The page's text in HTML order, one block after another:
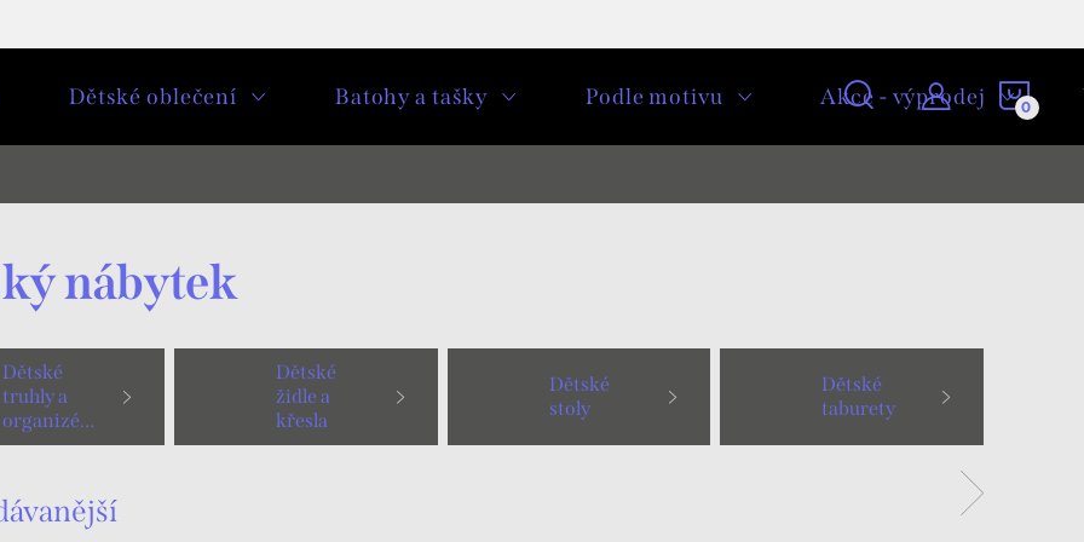
Dětské oblečení Batohy a tašky Podle motivu Akce - výprodej
nábytek
Dětské
truhly a
organizéry
Dětské
židle a
křesla
Dětské
stoly
Dětské
taburety